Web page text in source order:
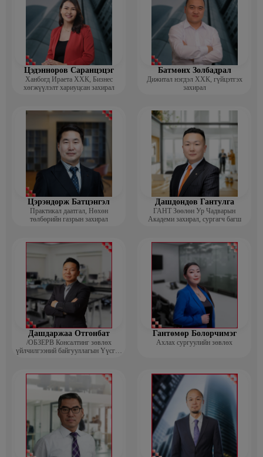
Цэдэнноров Саранцэцэг
Ханбогд Ираета ХХК, Бизнес
хөгжүүлэлт хариуцсан захирал
Батмөнх Золбадрал
Дижитал нэгдэл ХХК, гүйцэтгэх
захирал
Цэрэндорж Батцэнгэл
Практикал даатгал, Нөхөн
төлбөрийн газрын захирал
Дашдондов Гантулга
ГАНТ Зөөлөн Ур Чадварын
Академи захирал, сургагч багш
Дашдаржаа Отгонбат
/ОБЗЕРВ Консалтинг зөвлөх
үйлчилгээний байгууллагын Үүсгэн
Гантөмөр Болорчимэг
Ахлах сургуулийн зөвлөх